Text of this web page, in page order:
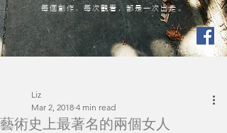
每個創作，每次觀看，都是一次出走。
藝術史上最著名的兩個女人
Liz
Mar 2, 2018 4 min read